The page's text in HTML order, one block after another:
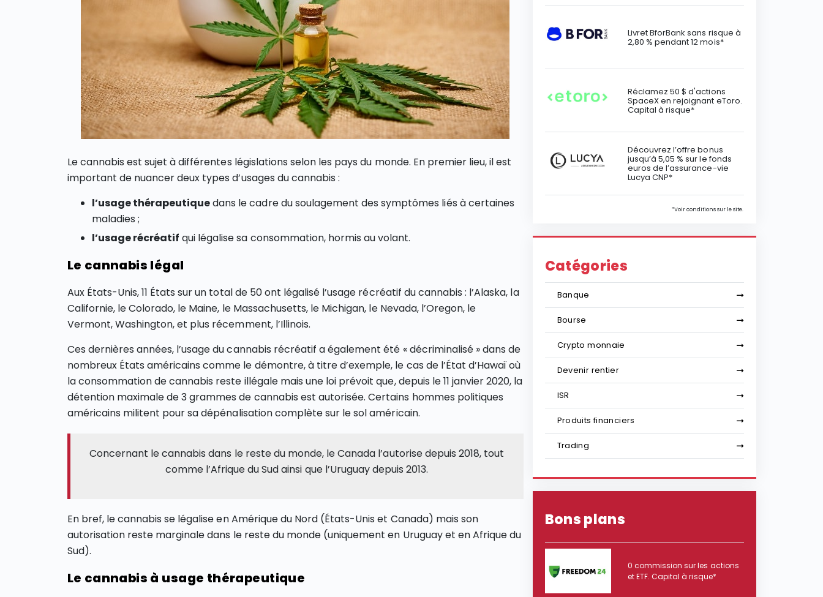
Le cannabis est sujet à différentes législations selon les pays du monde. En premier lieu, il est
important de nuancer deux types d’usages du cannabis :
l’usage thérapeutiquedans le cadre du soulagement des symptômes liés à certaines
maladies ;
l’usage récréatif qui légalise sa consommation, hormis au volant.
Le cannabis légal
Aux États-Unis, 11 États sur un total de 50 ont légalisé l’usage récréatif du cannabis : l’Alaska, la
Californie, le Colorado, le Maine, le Massachusetts, le Michigan, le Nevada, l’Oregon, le
Vermont, Washington, et plus récemment, l’Illinois.
Ces dernières années, l’usage du cannabis récréatif a également été « décriminalisé » dans de
nombreux États américains comme le démontre, à titre d’exemple, le cas de l’État d’Hawaï où
la consommation de cannabis reste illégale mais une loi prévoit que, depuis le 11 janvier 2020, la
détention maximale de 3 grammes de cannabis est autorisée. Certains hommes politiques
américains militent pour sa dépénalisation complète sur le sol américain.
Concernant le cannabis dans le reste du monde, le Canada l’autorise depuis 2018, tout
comme l’Afrique du Sud ainsi que l’Uruguay depuis 2013.
En bref, le cannabis se légalise en Amérique du Nord (États-Unis et Canada) mais son
autorisation reste marginale dans le reste du monde (uniquement en Uruguay et en Afrique du
Sud).
Le cannabis à usage thérapeutique
Livret BforBank sans risque à
2,80 % pendant 12 mois*
Réclamez 50 $ d'actions
SpaceX en rejoignant eToro.
Capital à risque*
Découvrez l’offre bonus
jusqu’à 5,05 % sur le fonds
euros de l’assurance-vie
Lucya CNP*
*Voir conditions sur le site.
Catégories
Banque
Bourse
Crypto monnaie
Devenir rentier
ISR
Produits financiers
Trading
Bons plans
0 commission sur les actions
et ETF. Capital à risque*